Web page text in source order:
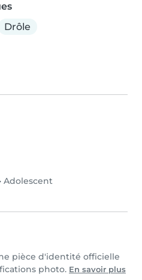
Drôle
• Adolescent
pièce d'identité officielle
photo. En savoir plus